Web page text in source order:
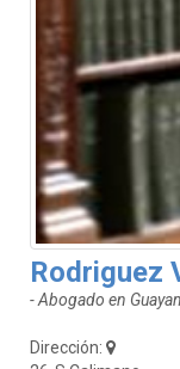
Rodriguez
- Abogado en
Dirección: